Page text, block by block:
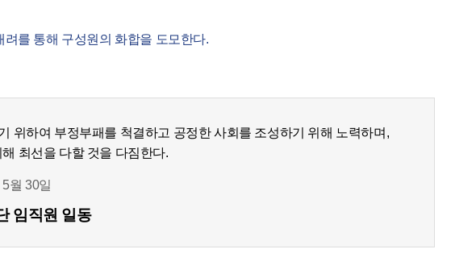
려를 통해 구성원의 화합을 도모한다.
위하여 부정부패를 척결하고 공정한 사회를 조성하기 위해 노력하며,
최선을 다할 것을 다짐한다.
월 30일
임직원 일동